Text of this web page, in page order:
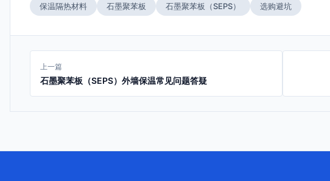
保温隔热材料 石墨聚苯板 石墨聚苯板（SEPS） 选购避坑
上一篇
石墨聚苯板（SEPS）外墙保温常见问题答疑